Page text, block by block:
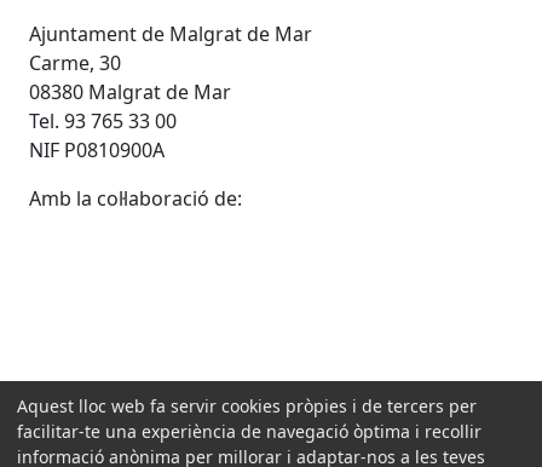
Ajuntament de Malgrat de Mar
Carme, 30
08380 Malgrat de Mar
Tel. 93 765 33 00
NIF P0810900A
Amb la col·laboració de:
Aquest lloc web fa servir cookies pròpies i de tercers per
facilitar-te una experiència de navegació òptima i recollir
informació anònima per millorar i adaptar-nos a les teves